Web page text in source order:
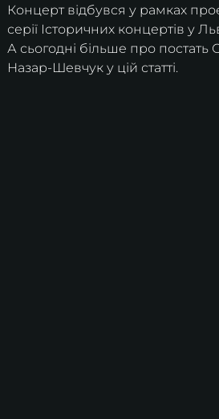
Концерт відбувся у рамках
серії Історичних концертів у
А сьогодні більше про постать
Назар-Шевчук у цій статті.